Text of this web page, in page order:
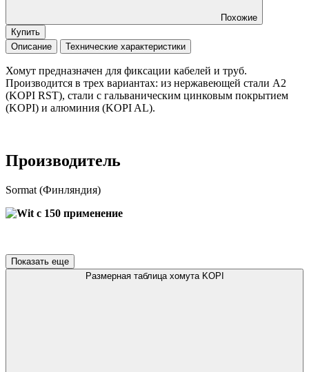
Похожие
Купить
Описание
Технические характеристики
Хомут предназначен для фиксации кабелей и труб.
Производится в трех вариантах: из нержавеющей стали А2
(KOPI RST), стали с гальваническим цинковым покрытием
(KOPI) и алюминия (KOPI AL).
Производитель
Sormat (Финляндия)
Показать еще
Размерная таблица хомута KOPI